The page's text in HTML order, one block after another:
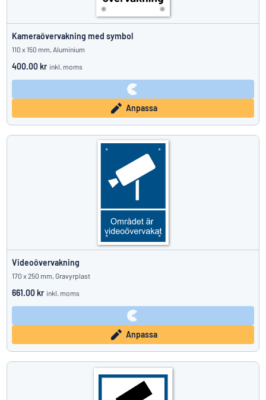
Kameraövervakning med symbol
110 x 150 mm, Aluminium
400.00 kr inkl. moms
Anpassa
Videoövervakning
170 x 250 mm, Gravyrplast
661.00 kr inkl. moms
Anpassa